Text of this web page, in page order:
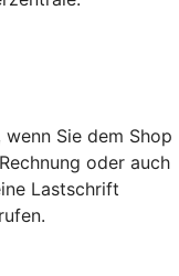
Sie dem Shop
oder auch
Lastschrift